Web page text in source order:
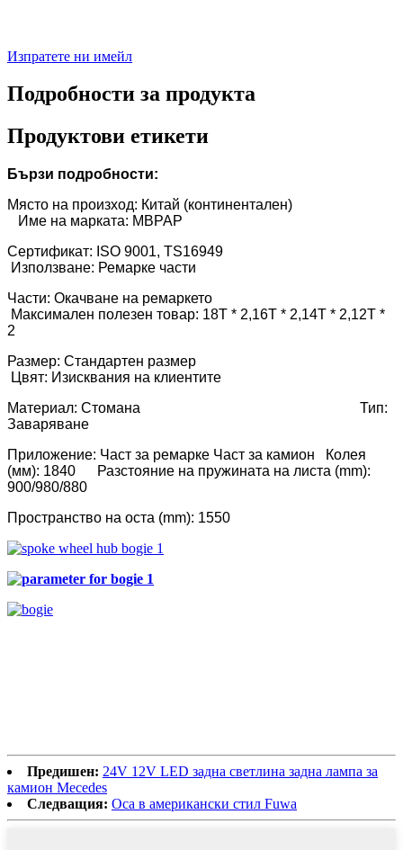
Изпратете ни имейл
Подробности за продукта
Продуктови етикети
Бързи подробности:
Място на произход: Китай (континентален)
Име на марката: MBPAP
Сертификат: ISO 9001, TS16949
Използване: Ремарке части
Части: Окачване на ремаркето
Максимален полезен товар: 18T * 2,16T * 2,14T * 2,12T *
2
Размер: Стандартен размер
Цвят: Изисквания на клиентите
Материал: Стомана Тип:
Заваряване
Приложение: Част за ремарке Част за камион
Колея
(мм): 1840
Разстояние на пружината на листа (mm):
900/980/880
Пространство на оста (mm): 1550
Предишен: 24V 12V LED задна светлина задна лампа за
камион Mecedes
Следващия: Оса в американски стил Fuwa